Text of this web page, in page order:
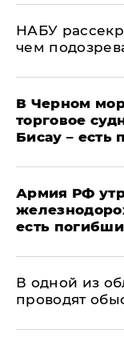
НАБУ
чем
В Черном
торговое
Бисау – есть
Армия РФ
есть
В одной из
проводят